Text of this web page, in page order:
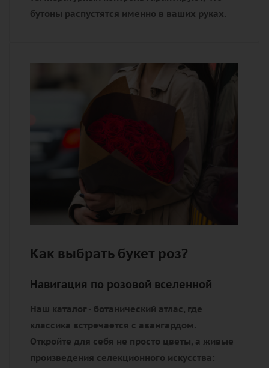
бутоны распустятся именно в ваших руках.
Как выбрать букет роз?
Навигация по розовой вселенной
Наш каталог - ботанический атлас, где
классика встречается с авангардом.
Откройте для себя не просто цветы, а живые
произведения селекционного искусства: